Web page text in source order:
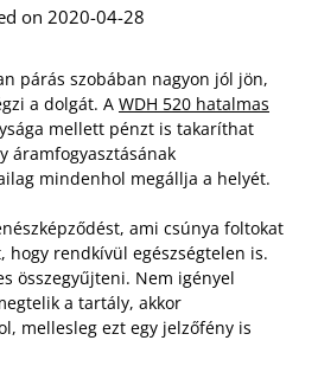
on 2020-04-28
párás szobában nagyon jól jön,
a dolgát. A WDH 520 hatalmas
mellett pénzt is takaríthat
áramfogyasztásának
mindenhol megállja a helyét.
ami csúnya foltokat
hogy rendkívül egészségtelen is.
összegyűjteni. Nem igényel
a tartály, akkor
mellesleg ezt egy jelzőfény is